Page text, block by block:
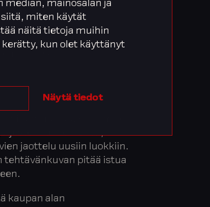
median, mainosalan ja
miten käytät
näitä tietoja muihin
kun olet käyttänyt
Näytä tiedot
vapaiksi
sairastuessa,
sekä uudet nimet
muassa.
remontti,
jaottelu uusiin luokkiin.
tehtävänkuvan pitää istua
kaupan alan